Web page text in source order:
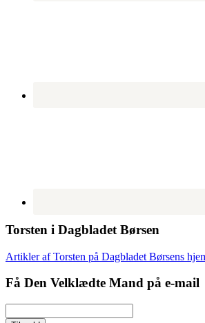
Torsten i Dagbladet Børsen
Artikler af Torsten på Dagbladet Børsens
Få Den Velklædte Mand på e-mail